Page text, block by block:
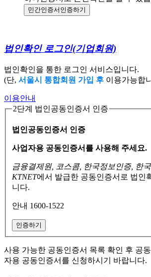
민간인증서 인증하기
법인확인 로그인(기업회원)
법인확인을 통한 로그인 서비스입니다.
(단, 서울시 통합회원 가입 후 이용가능합
이용안내
2단계 법인공동인증서 인증
법인공동인증서 인증
사업자용 공동인증서를 사용해 주세요.
금융결제원, 코스콤, 한국정보인증, 한
KTNET에서 발급한 공동인증서로 법인
니다.
안내 1600-1522
인증하기
사용 가능한 공동인증서 목록 확인 후 공
자용 공동인증서를 신청하시기 바랍니다.